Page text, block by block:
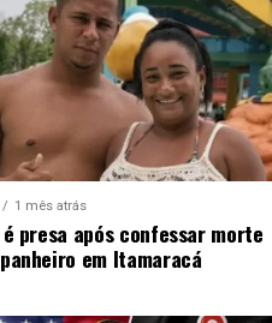
1 mês atrás
presa após confessar morte
em Itamaracá